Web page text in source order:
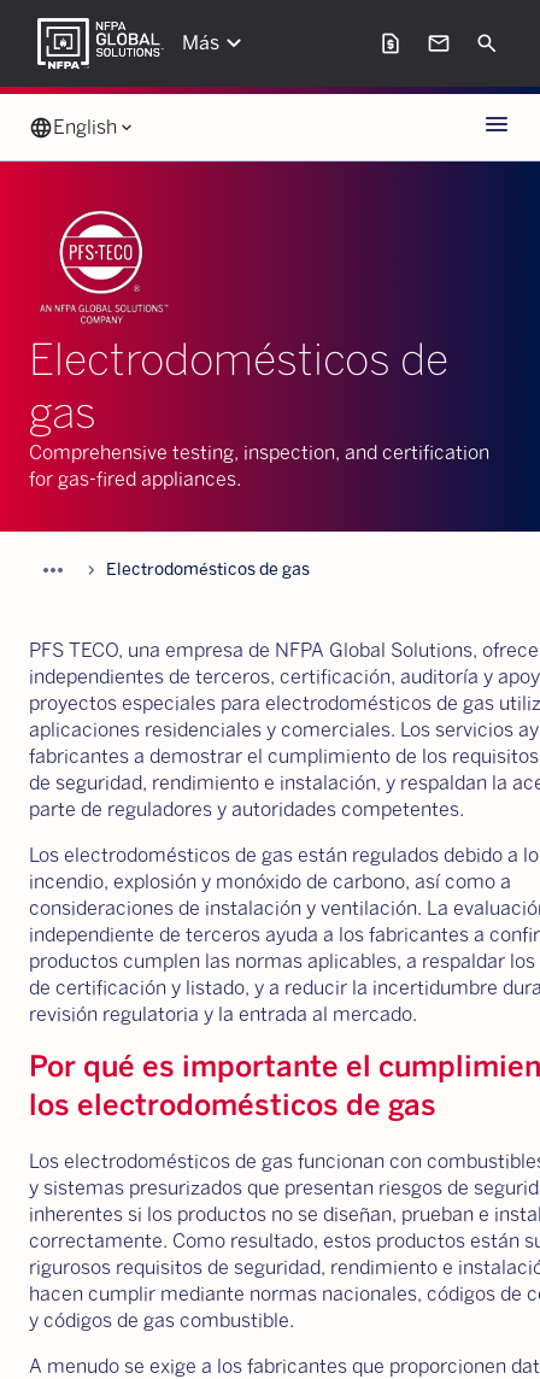
Más keyboard_arrow_down request_page mail Search
languageEnglish keyboard_arrow_down Menu
Electrodomésticos de
gas
Comprehensive testing, inspection, and certification
for gas-fired appliances.
more_horiz chevron_forward Electrodomésticos de gas
PFS TECO, una empresa de NFPA Global Solutions,
independientes de terceros, certificación, auditoría y
proyectos especiales para electrodomésticos de gas
aplicaciones residenciales y comerciales. Los servicios
fabricantes a demostrar el cumplimiento de los
de seguridad, rendimiento e instalación, y respaldan la
parte de reguladores y autoridades competentes.
Los electrodomésticos de gas están regulados debido a
incendio, explosión y monóxido de carbono, así como a
consideraciones de instalación y ventilación. La
independiente de terceros ayuda a los fabricantes a
productos cumplen las normas aplicables, a respaldar
de certificación y listado, y a reducir la incertidumbre
revisión regulatoria y la entrada al mercado.
Por qué es importante el
los electrodomésticos de gas
Los electrodomésticos de gas funcionan con
y sistemas presurizados que presentan riesgos de
inherentes si los productos no se diseñan, prueban e
correctamente. Como resultado, estos productos están
rigurosos requisitos de seguridad, rendimiento e
hacen cumplir mediante normas nacionales, códigos de
y códigos de gas combustible.
A menudo se exige a los fabricantes que proporcionen